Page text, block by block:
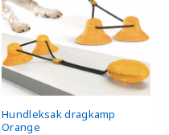
Hundleksak dragkamp
Orange